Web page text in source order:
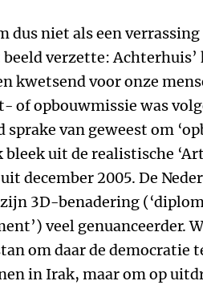
dus niet als een
verzette:
kwetsend voor onze
of opbouwmissie was
sprake van geweest om
bleek uit de realistische
december 2005. De
3D-benadering
veel genuanceerder.
om daar de democratie
in Irak, maar om op